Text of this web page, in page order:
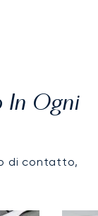
In Ogni
di contatto,